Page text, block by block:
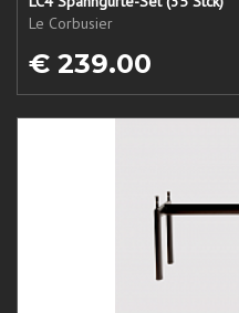
Le Corbusier
€ 239.00